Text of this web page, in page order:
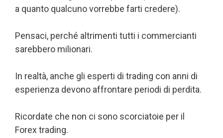
a quanto qualcuno vorrebbe farti credere).
Pensaci, perché altrimenti tutti i commercianti
sarebbero milionari.
In realtà, anche gli esperti di trading con anni di
esperienza devono affrontare periodi di perdita.
Ricordate che non ci sono scorciatoie per il
Forex trading.